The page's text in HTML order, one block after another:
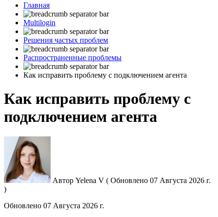
Главная
Multilogin
Решения частых проблем
Распространенные проблемы
Как исправить проблему с подключением агента
Как исправить проблему с
подключением агента
Автор Yelena V ( Обновлено 07 Августа 2026 г.
)
Обновлено 07 Августа 2026 г.